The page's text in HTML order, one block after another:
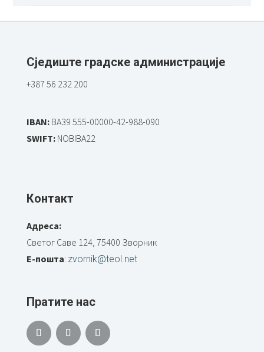
Сједиште градске администрације
+387 56 232 200
IBAN:BA39 555-00000-42-988-090
SWIFT:NOBIBA22
Контакт
Адреса:
Светог Саве 124, 75400 Зворник
Е-пошта: zvornik@teol.net
Пратите нас